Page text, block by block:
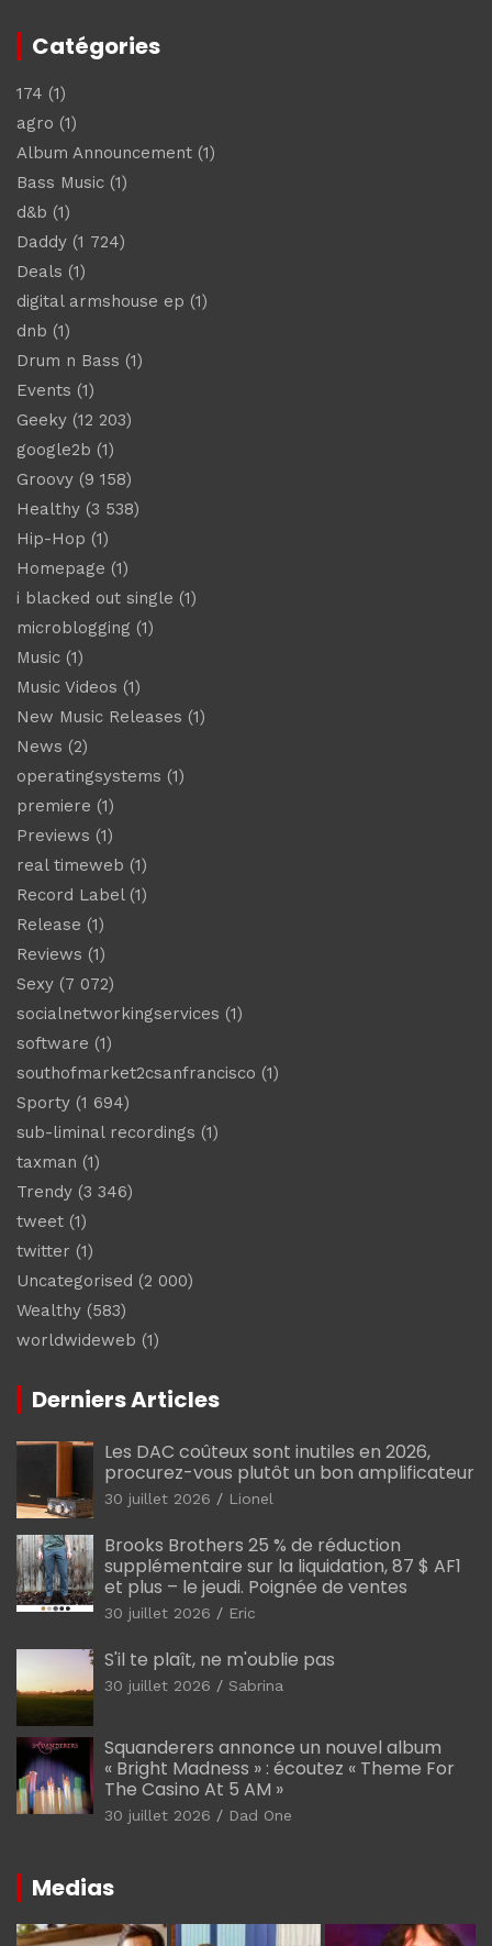
Catégories
174 (1)
agro (1)
Album Announcement (1)
Bass Music (1)
d&b (1)
Daddy (1 724)
Deals (1)
digital armshouse ep (1)
dnb (1)
Drum n Bass (1)
Events (1)
Geeky (12 203)
google2b (1)
Groovy (9 158)
Healthy (3 538)
Hip-Hop (1)
Homepage (1)
i blacked out single (1)
microblogging (1)
Music (1)
Music Videos (1)
New Music Releases (1)
News (2)
operatingsystems (1)
premiere (1)
Previews (1)
real timeweb (1)
Record Label(1)
Release (1)
Reviews (1)
Sexy (7 072)
socialnetworkingservices (1)
software (1)
southofmarket2csanfrancisco (1)
Sporty (1 694)
sub-liminal recordings (1)
taxman (1)
Trendy (3 346)
tweet (1)
twitter (1)
Uncategorised (2 000)
Wealthy (583)
worldwideweb (1)
Derniers Articles
Les DAC coûteux sont inutiles en 2026,
procurez-vous plutôt un bon amplificateur
30 juillet 2026 Lionel
Brooks Brothers 25 % de réduction
supplémentaire sur la liquidation, 87 $ AF1
et plus – le jeudi. Poignée de ventes
30 juillet 2026 Eric
S'il te plaît, ne m'oublie pas
30 juillet 2026 Sabrina
Squanderers annonce un nouvel album
« Bright Madness » : écoutez « Theme For
The Casino At 5 AM »
30 juillet 2026 Dad One
Medias